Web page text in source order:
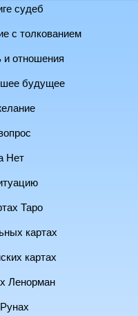
судеб
с толкованием
и отношения
будущее
Нет
Таро
картах
картах
Ленорман